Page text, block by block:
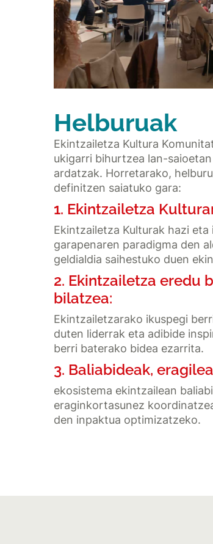
Helburuak
Ekintzailetza Kultura
ukigarri bihurtzea lan-
ardatzak. Horretarako,
definitzen saiatuko gara:
1. Ekintzailetza
Ekintzailetza Kulturak hazi
garapenaren paradigma den
geldialdia saihestuko duen
2. Ekintzailetza eredu
bilatzea:
Ekintzailetzarako ikuspegi
duten liderrak eta adibide
berri baterako bidea ezarrita.
3. Baliabideak,
ekosistema ekintzailean
eraginkortasunez
den inpaktua optimizatzeko.